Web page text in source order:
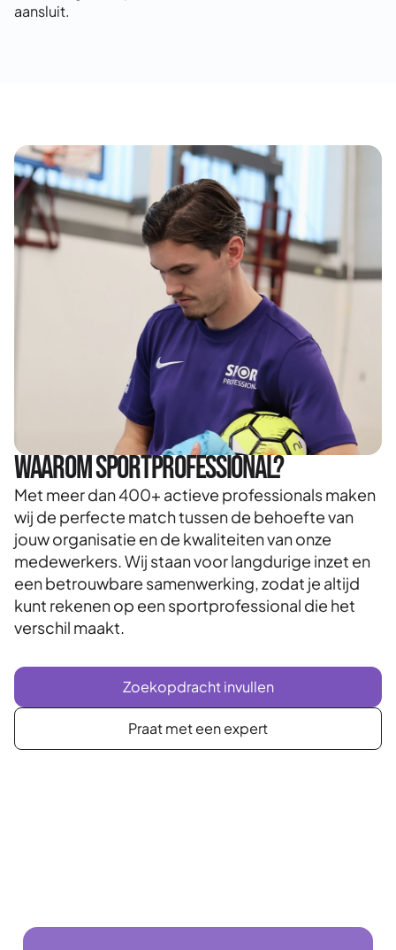
aansluit.
Waarom Sportprofessional?
Met meer dan 400+ actieve professionals maken
wij de perfecte match tussen de behoefte van
jouw organisatie en de kwaliteiten van onze
medewerkers. Wij staan voor langdurige inzet en
een betrouwbare samenwerking, zodat je altijd
kunt rekenen op een sportprofessional die het
verschil maakt.
Zoekopdracht invullen
Praat met een expert